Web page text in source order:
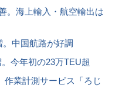
。海上輸入・航空輸出は
。中国航路が好調
。今年初の23万TEU超
作業計測サービス「ろじ